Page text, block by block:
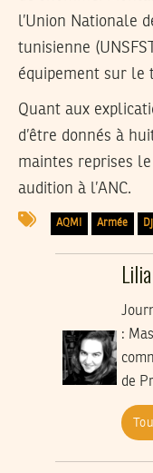
l’Union Nationale
tunisienne
équipement sur le
Quant aux
d’être donnés à
maintes reprises
audition à l’ANC.
AQMI Armée
:
de